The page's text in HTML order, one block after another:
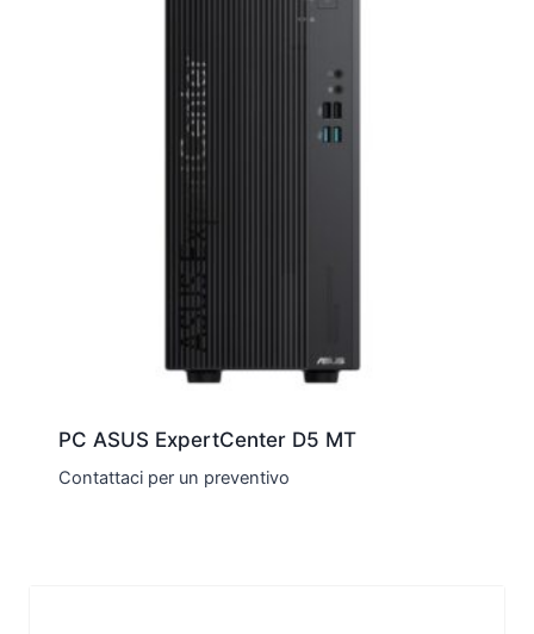
PC ASUS ExpertCenter D5 MT
Contattaci per un preventivo